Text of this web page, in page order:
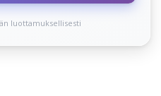
luottamuksellisesti